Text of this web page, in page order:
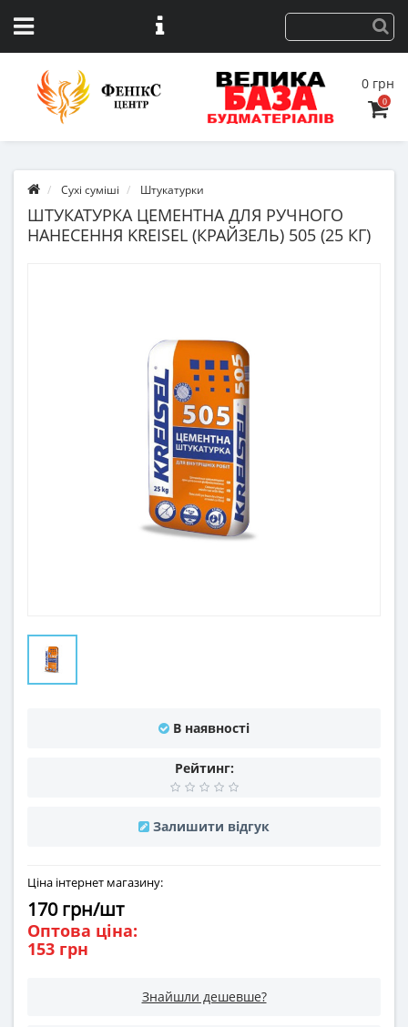
0 грн
0
Сухі суміші Штукатурки
ШТУКАТУРКА ЦЕМЕНТНА ДЛЯ РУЧНОГО
НАНЕСЕННЯ KREISEL (КРАЙЗЕЛЬ) 505 (25 КГ)
В наявності
Рейтинг:
Залишити відгук
Ціна інтернет магазину:
170 грн/шт
Оптова ціна:
153 грн
Знайшли дешевше?